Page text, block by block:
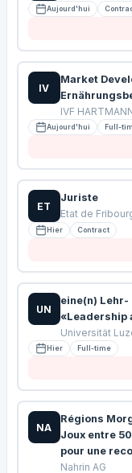
Aujourd'hui
IV
Market
IVF
Aujourd'hui Full-
ET
Juriste
Etat de
Hier Contract
UN
eine(n) Lehr-
«Leadership
Universität
Hier Full-time
NA
Régions
Joux entre
pour une
Nahrin AG